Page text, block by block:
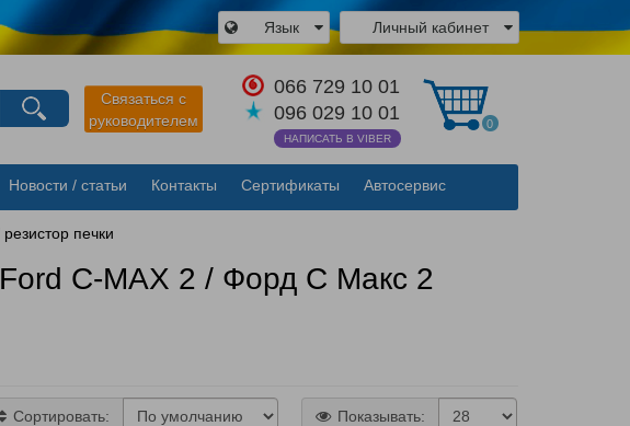
Личный кабинет
Язык
Связаться с
руководителем
066 729 10 01
096 029 10 01
НАПИСАТЬ В VIBER
0
Новости / статьи Контакты Сертификаты Автосервис
резистор печки
×
Закрыть
C‑MAX 2 / Форд С Макс 2
Сортировать: Показывать: